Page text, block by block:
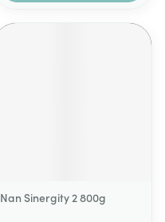
Nan Sinergity 2 800g